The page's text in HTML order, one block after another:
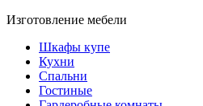
Изготовление мебели
Шкафы купе
Кухни
Спальни
Гостиные